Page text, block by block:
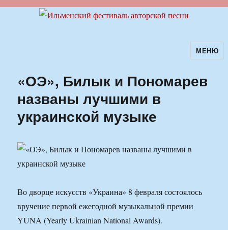
Ильменский фестиваль авторскойМЕНЮ
«ОЭ», Билык и Пономарев
названы лучшими в
украинской музыке
Во дворце искусств «Украина» 8 февраля состоялось
вручение первой ежегодной музыкальной премии
YUNA (Yearly Ukrainian National Awards).